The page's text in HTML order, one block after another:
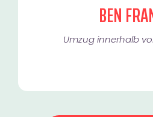
BEN
Umzug innerhalb